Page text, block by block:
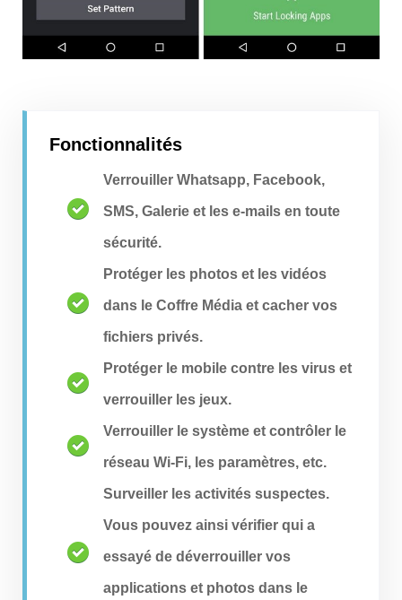
Fonctionnalités
Verrouiller Whatsapp, Facebook,
SMS, Galerie et les e-mails en toute
sécurité.
Protéger les photos et les vidéos
dans le Coffre Média et cacher vos
fichiers privés.
Protéger le mobile contre les virus et
verrouiller les jeux.
Verrouiller le système et contrôler le
réseau Wi-Fi, les paramètres, etc.
Surveiller les activités suspectes.
Vous pouvez ainsi vérifier qui a
essayé de déverrouiller vos
applications et photos dans le